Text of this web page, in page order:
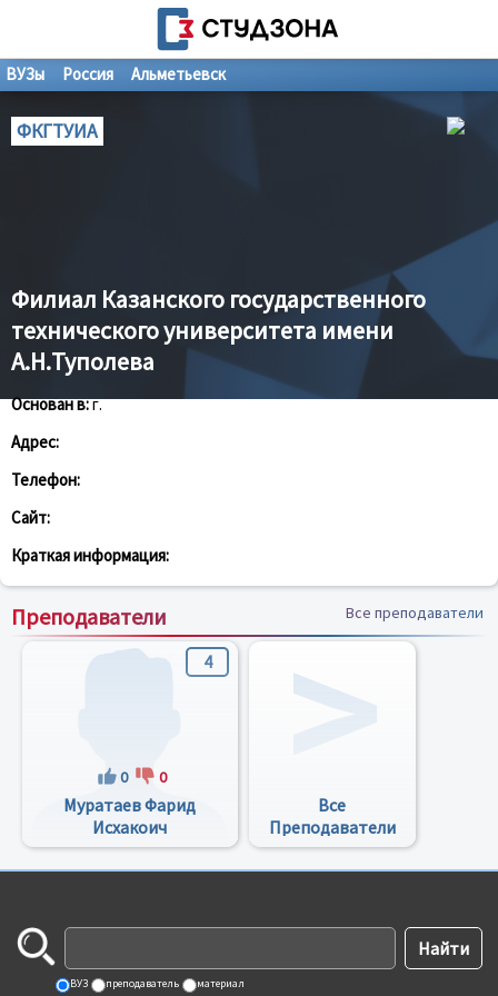
ВУЗы Россия Альметьевск
ФКГТУИА
Филиал Казанского государственного
технического университета имени
А.Н.Туполева
Основан в:г.
Адрес:
Телефон:
Сайт:
Краткая информация:
Преподаватели Все преподаватели
4
0 0
Муратаев Фарид
Исхакоич
Все
Преподаватели
ВУЗ преподаватель материал